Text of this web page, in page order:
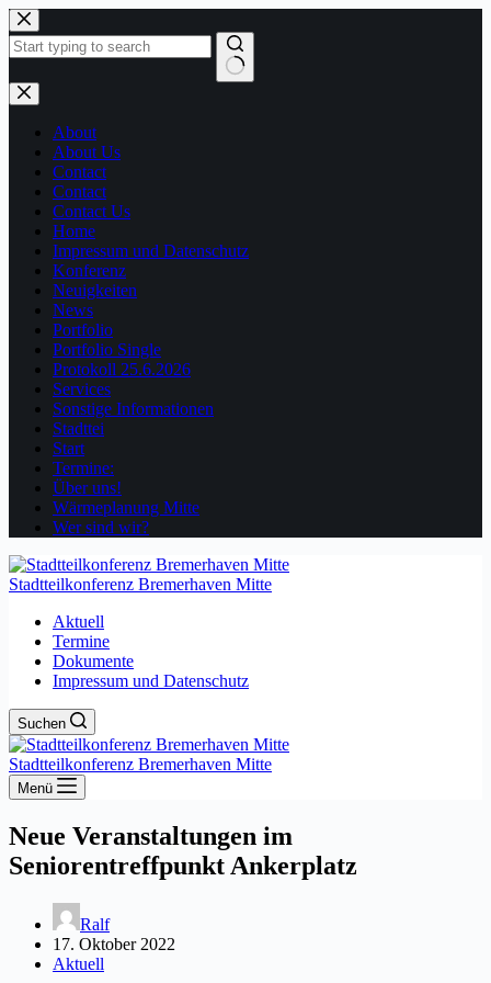
Zum
Inhalt
springen
Keine
Ergebnisse
About
About Us
Contact
Contact
Contact Us
Home
Impressum und Datenschutz
Konferenz
Neuigkeiten
News
Portfolio
Portfolio Single
Protokoll 25.6.2026
Services
Sonstige Informationen
Stadttei
Start
Termine:
Über uns!
Wärmeplanung Mitte
Wer sind wir?
Stadtteilkonferenz Bremerhaven Mitte
Aktuell
Termine
Dokumente
Impressum und Datenschutz
Suchen
Stadtteilkonferenz Bremerhaven Mitte
Menü
Neue Veranstaltungen im
Seniorentreffpunkt Ankerplatz
Ralf
17. Oktober 2022
Aktuell